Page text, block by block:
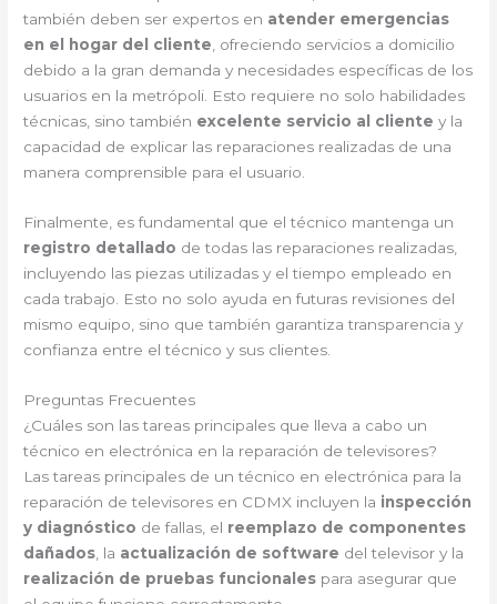
también deben ser expertos en atender emergencias
en el hogar del cliente , ofreciendo servicios a domicilio
debido a la gran demanda y necesidades específicas de los
usuarios en la metrópoli. Esto requiere no solo habilidades
técnicas, sino también excelente servicio al cliente y la
capacidad de explicar las reparaciones realizadas de una
manera comprensible para el usuario.
Finalmente, es fundamental que el técnico mantenga un
registro detallado de todas las reparaciones realizadas,
incluyendo las piezas utilizadas y el tiempo empleado en
cada trabajo. Esto no solo ayuda en futuras revisiones del
mismo equipo, sino que también garantiza transparencia y
confianza entre el técnico y sus clientes.
Preguntas Frecuentes
¿Cuáles son las tareas principales que lleva a cabo un
técnico en electrónica en la reparación de televisores?
Las tareas principales de un técnico en electrónica para la
reparación de televisores en CDMX incluyen la inspección
y diagnóstico de fallas, el reemplazo de componentes
dañados , la actualización de software del televisor y la
realización de pruebas funcionales para asegurar que